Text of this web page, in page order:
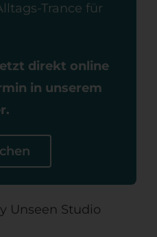
Trance für
direkt online
in unserem
Unseen Studio